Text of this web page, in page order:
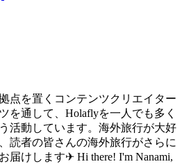
点を置くコンテンツクリエイター
を通して、Holaflyを一人でも多く
活動しています。海外旅行が大好
読者の皆さんの海外旅行がさらに
届けします✈︎ Hi there! I'm Nanami,